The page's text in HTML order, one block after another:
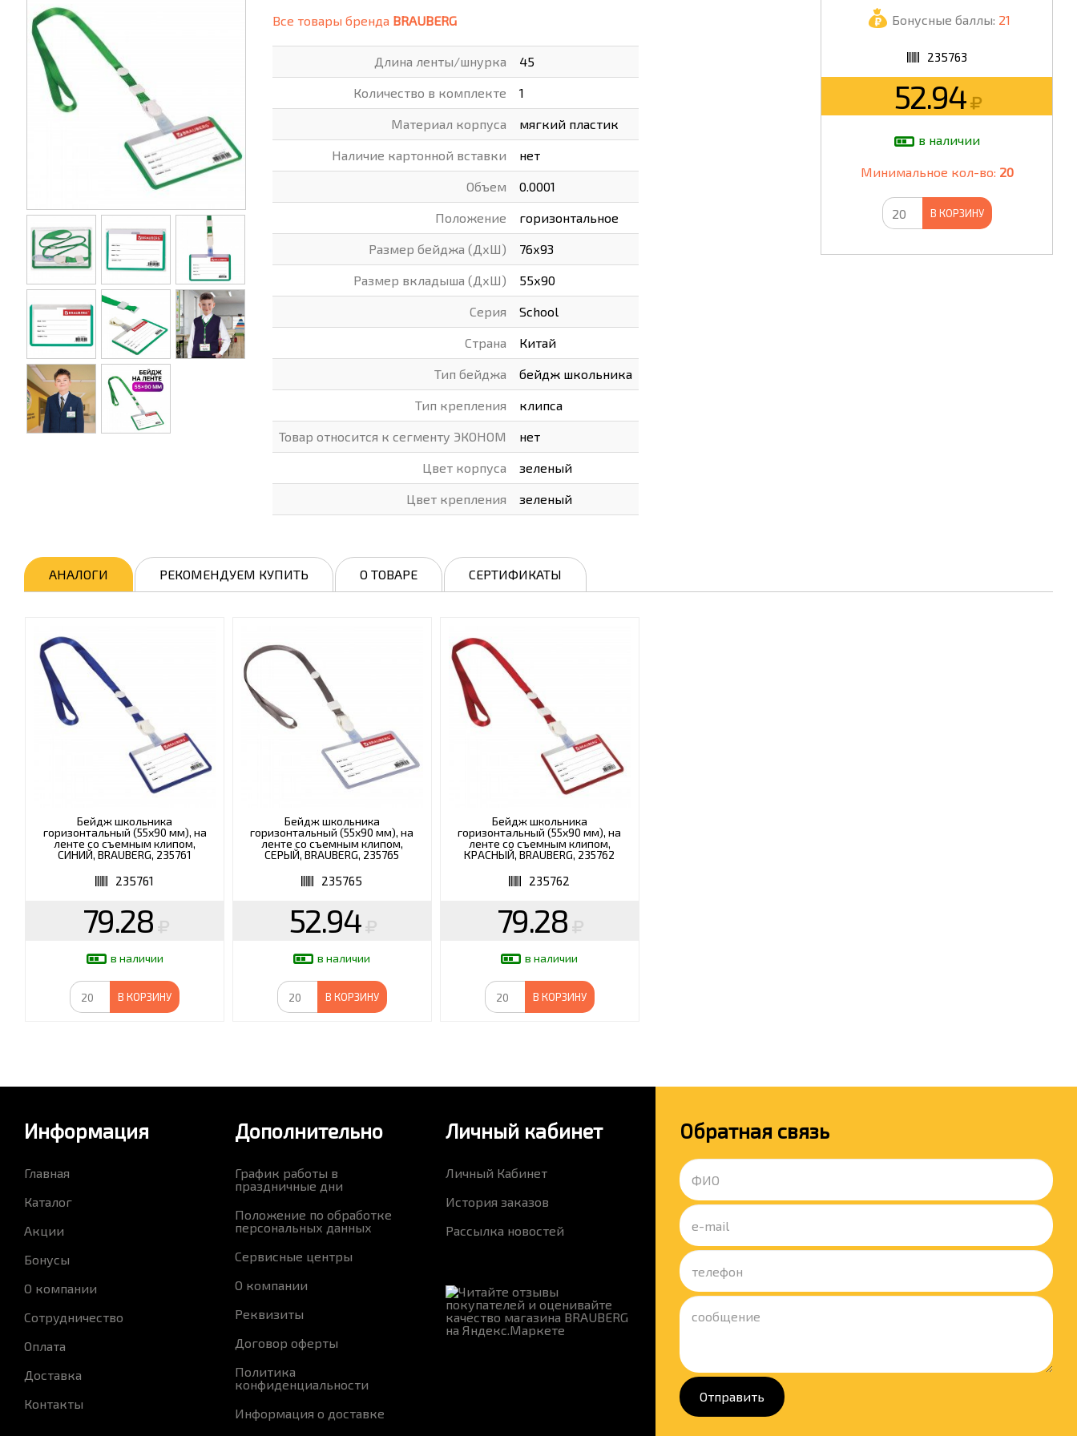
ХОББИ И ТВОРЧЕСТВО ХОЗТОВАРЫ
ШКОЛА
ЭЛЕКТРОНИКА
ЭЛЕКТРОТОВАРЫ И ОСВЕЩЕНИЕ
Бонусные баллы: 21
235763
52.94
в наличии
Минимальное кол-во: 20
В КОРЗИНУ
Все товары бренда BRAUBERG
Длина ленты/шнурка 45
Количество в комплекте 1
Материал корпуса мягкий пластик
Наличие картонной вставки нет
Объем 0.0001
Положение горизонтальное
Размер бейджа (ДхШ) 76х93
Размер вкладыша (ДхШ) 55х90
Серия School
Страна Китай
Тип бейджа бейдж школьника
Тип крепления клипса
Товар относится к сегменту ЭКОНОМ нет
Цвет корпуса зеленый
Цвет крепления зеленый
АНАЛОГИ РЕКОМЕНДУЕМ КУПИТЬ О ТОВАРЕ СЕРТИФИКАТЫ
Бейдж школьника
горизонтальный (55х90 мм), на
ленте со съемным клипом,
СИНИЙ, BRAUBERG, 235761
235761
79.28
в наличии
В КОРЗИНУ
Бейдж школьника
горизонтальный (55х90 мм), на
ленте со съемным клипом,
СЕРЫЙ, BRAUBERG, 235765
235765
52.94
в наличии
В КОРЗИНУ
Бейдж школьника
горизонтальный (55х90 мм), на
ленте со съемным клипом,
КРАСНЫЙ, BRAUBERG, 235762
235762
79.28
в наличии
В КОРЗИНУ
Информация
Главная
Каталог
Акции
Бонусы
О компании
Сотрудничество
Оплата
Доставка
Контакты
Дополнительно
График работы в
праздничные дни
Положение по обработке
персональных данных
Сервисные центры
О компании
Реквизиты
Договор оферты
Политика
конфиденциальности
Информация о доставке
Личный кабинет
Личный Кабинет
История заказов
Рассылка новостей
Обратная связь
Отправить